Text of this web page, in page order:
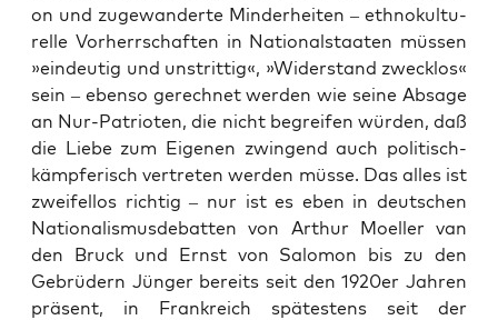
on und zuge­wan­der­te Min­der­hei­ten – eth­no­kul­tu­
rel­le Vor­herr­schaf­ten in Natio­nal­staa­ten müs­sen
»ein­deu­tig und unstrit­tig«, »Wider­stand zweck­los«
sein – eben­so gerech­net wer­den wie sei­ne Absa­ge
an Nur-Patrio­ten, die nicht begrei­fen wür­den, daß
die Lie­be zum Eige­nen zwin­gend auch poli­tisch-
kämp­fe­risch ver­tre­ten wer­den müs­se. Das alles ist
zwei­fel­los rich­tig – nur ist es eben in deut­schen
Natio­na­lis­mus­de­bat­ten von Arthur Moel­ler van
den Bruck und Ernst von Salo­mon bis zu den
Gebrü­dern Jün­ger bereits seit den 1920er Jah­ren
prä­sent, in Frank­reich spä­tes­tens seit der